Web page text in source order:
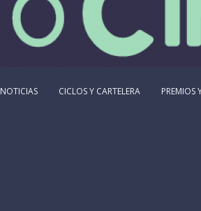
NOTICIAS CICLOS Y CARTELERA PREMIOS